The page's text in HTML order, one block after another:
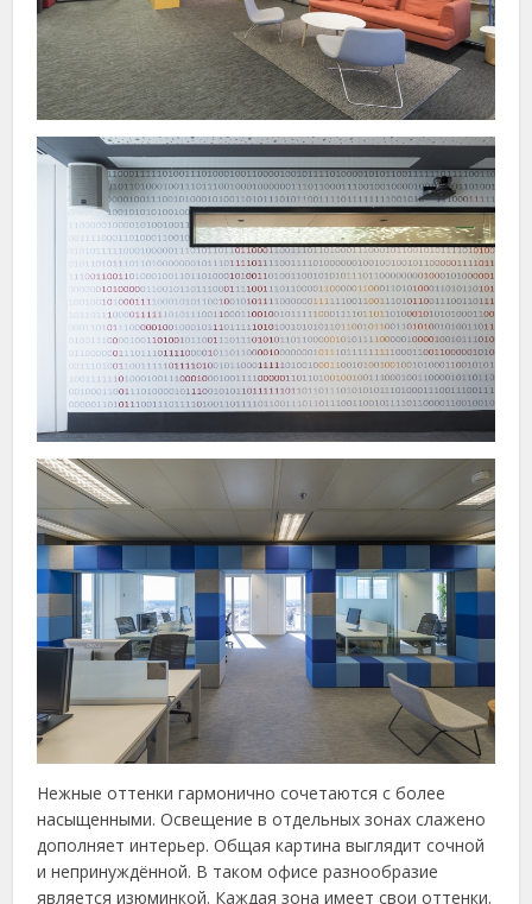
Нежные оттенки гармонично сочетаются с более
насыщенными. Освещение в отдельных зонах слажено
дополняет интерьер. Общая картина выглядит сочной
и непринуждённой. В таком офисе разнообразие
является изюминкой. Каждая зона имеет свои оттенки.